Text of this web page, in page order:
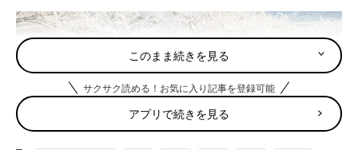
このまま続きを見る
サクサク読める！お気に入り記事を登録可能
アプリで続きを見る